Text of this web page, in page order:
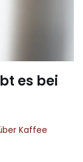
es bei
Kaffee